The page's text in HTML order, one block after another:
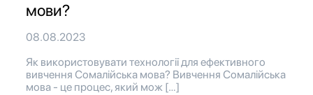
мови?
08.08.2023
Як використовувати технології для ефективного
вивчення Сомалійська мова? Вивчення Сомалійська
мова - це процес, який мож […]